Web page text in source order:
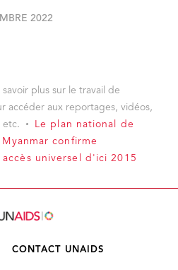
2022
savoir plus sur le travail de
accéder aux reportages, vidéos,
etc.
Le plan national de
confirme
universel d'ici 2015
CONTACT UNAIDS